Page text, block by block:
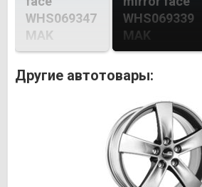
WHS069347
MAK
WHS069339
MAK
Другие автотовары: